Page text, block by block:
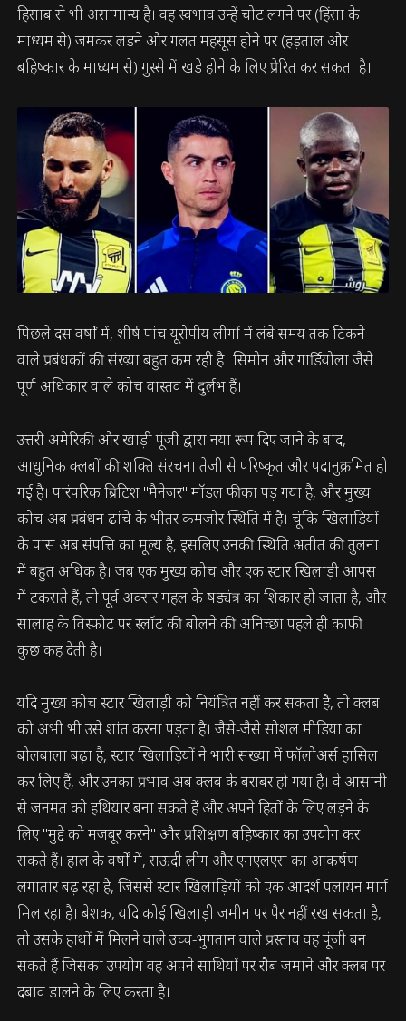
हिसाब से भी असामान्य है। वह स्वभाव उन्हें चोट लगने पर (हिंसा के
माध्यम से) जमकर लड़ने और गलत महसूस होने पर (हड़ताल और
बहिष्कार के माध्यम से) गुस्से में खड़े होने के लिए प्रेरित कर सकता है।
पिछले दस वर्षों में, शीर्ष पांच यूरोपीय लीगों में लंबे समय तक टिकने
वाले प्रबंधकों की संख्या बहुत कम रही है। सिमोन और गार्डियोला जैसे
पूर्ण अधिकार वाले कोच वास्तव में दुर्लभ हैं।
उत्तरी अमेरिकी और खाड़ी पूंजी द्वारा नया रूप दिए जाने के बाद,
आधुनिक क्लबों की शक्ति संरचना तेजी से परिष्कृत और पदानुक्रमित हो
गई है। पारंपरिक ब्रिटिश "मैनेजर" मॉडल फीका पड़ गया है, और मुख्य
कोच अब प्रबंधन ढांचे के भीतर कमजोर स्थिति में है। चूंकि खिलाड़ियों
के पास अब संपत्ति का मूल्य है, इसलिए उनकी स्थिति अतीत की तुलना
में बहुत अधिक है। जब एक मुख्य कोच और एक स्टार खिलाड़ी आपस
में टकराते हैं, तो पूर्व अक्सर महल के षड्यंत्र का शिकार हो जाता है, और
सालाह के विस्फोट पर स्लॉट की बोलने की अनिच्छा पहले ही काफी
कुछ कह देती है।
यदि मुख्य कोच स्टार खिलाड़ी को नियंत्रित नहीं कर सकता है, तो क्लब
को अभी भी उसे शांत करना पड़ता है। जैसे-जैसे सोशल मीडिया का
बोलबाला बढ़ा है, स्टार खिलाड़ियों ने भारी संख्या में फॉलोअर्स हासिल
कर लिए हैं, और उनका प्रभाव अब क्लब के बराबर हो गया है। वे आसानी
से जनमत को हथियार बना सकते हैं और अपने हितों के लिए लड़ने के
लिए "मुद्दे को मजबूर करने" और प्रशिक्षण बहिष्कार का उपयोग कर
सकते हैं। हाल के वर्षों में, सऊदी लीग और एमएलएस का आकर्षण
लगातार बढ़ रहा है, जिससे स्टार खिलाड़ियों को एक आदर्श पलायन मार्ग
मिल रहा है। बेशक, यदि कोई खिलाड़ी जमीन पर पैर नहीं रख सकता है,
तो उसके हाथों में मिलने वाले उच्च-भुगतान वाले प्रस्ताव वह पूंजी बन
सकते हैं जिसका उपयोग वह अपने साथियों पर रौब जमाने और क्लब पर
दबाव डालने के लिए करता है।